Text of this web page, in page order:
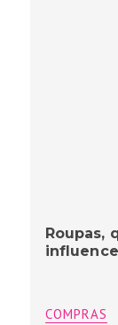
Roupas,
COMPRAS